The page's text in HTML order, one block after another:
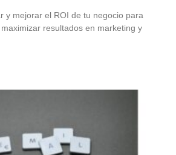
y mejorar el ROI de tu negocio para
resultados en marketing y